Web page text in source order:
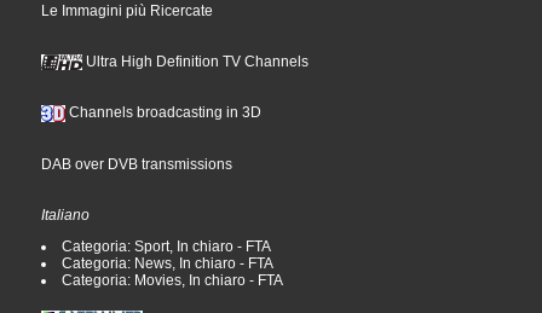
Le Immagini più Ricercate
Ultra High Definition TV Channels
Channels broadcasting in 3D
DAB over DVB transmissions
Italiano
Categoria: Sport, In chiaro - FTA
Categoria: News, In chiaro - FTA
Categoria: Movies, In chiaro - FTA